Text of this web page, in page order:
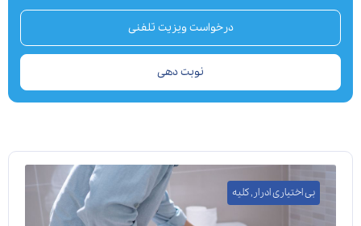
درخواست ویزیت تلفنی
نوبت دهی
بی اختیاری ادرار ,کلیه